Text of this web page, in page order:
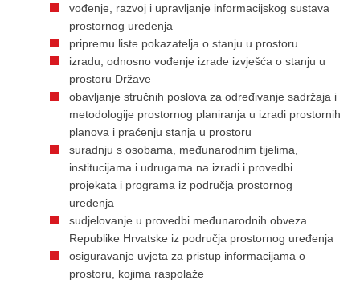
vođenje, razvoj i upravljanje informacijskog sustava
prostornog uređenja
pripremu liste pokazatelja o stanju u prostoru
izradu, odnosno vođenje izrade izvješća o stanju u
prostoru Države
obavljanje stručnih poslova za određivanje sadržaja i
metodologije prostornog planiranja u izradi prostornih
planova i praćenju stanja u prostoru
suradnju s osobama, međunarodnim tijelima,
institucijama i udrugama na izradi i provedbi
projekata i programa iz područja prostornog
uređenja
sudjelovanje u provedbi međunarodnih obveza
Republike Hrvatske iz područja prostornog uređenja
osiguravanje uvjeta za pristup informacijama o
prostoru, kojima raspolaže